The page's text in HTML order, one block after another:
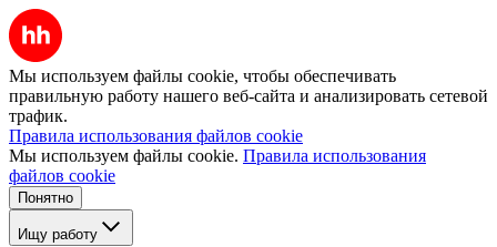
Мы используем файлы cookie, чтобы обеспечивать
правильную работу нашего веб-сайта и анализировать сетевой
трафик.
Правила использования файлов cookie
Мы используем файлы cookie. Правила использования
файлов cookie
Понятно
Ищу работу